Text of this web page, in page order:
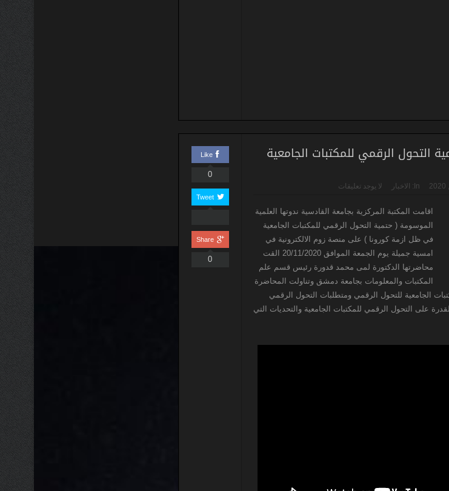
التحول الرقمي للمكتبات الجامعية
In: الاخبار لا يوجد تعليقات
اقامت المكتبة المركزية بجامعة القادسية ندوتها العلمية
الموسومة ( حتمية التحول الرقمي للمكتبات الجامعية
في ظل ازمة كورونا ) على منصة زوم الالكترونية في
امسية جميلة يوم الجمعة الموافق 20/11/2020 القت
محاضرتها الدكتورة لمى محمد قدورة رئيس قسم علم
المكتبات والمعلومات بجامعة دمشق وتناولت المحاضرة
الجامعية للتحول الرقمي ومتطلبات التحول الرقمي
على التحول الرقمي للمكتبات الجامعية والتحديات التي
Like
0
Tweet
Share
0